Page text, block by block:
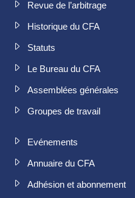
Revue de l’arbitrage
Historique du CFA
Statuts
Le Bureau du CFA
Assemblées générales
Groupes de travail
Evénements
Annuaire du CFA
Adhésion et abonnement